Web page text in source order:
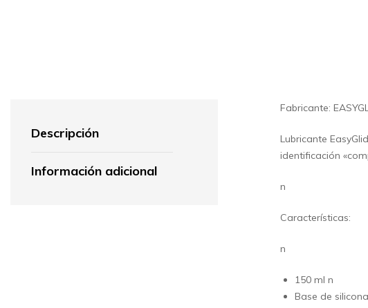
Descripción
Información adicional
Fabricante:
Lubricante
identificación
n
Características:
n
150 ml n
Base de